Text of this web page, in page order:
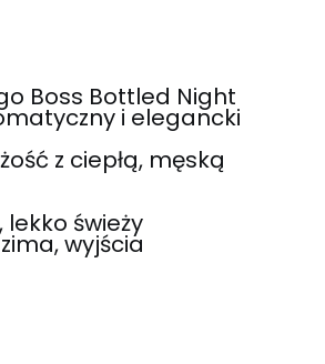
Boss Bottled Night
i elegancki
z ciepłą, męską
świeży
wyjścia